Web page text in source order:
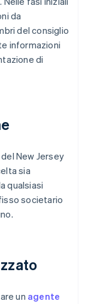
da
del consiglio
informazioni
di
New Jersey
sia
qualsiasi
societario
un agente